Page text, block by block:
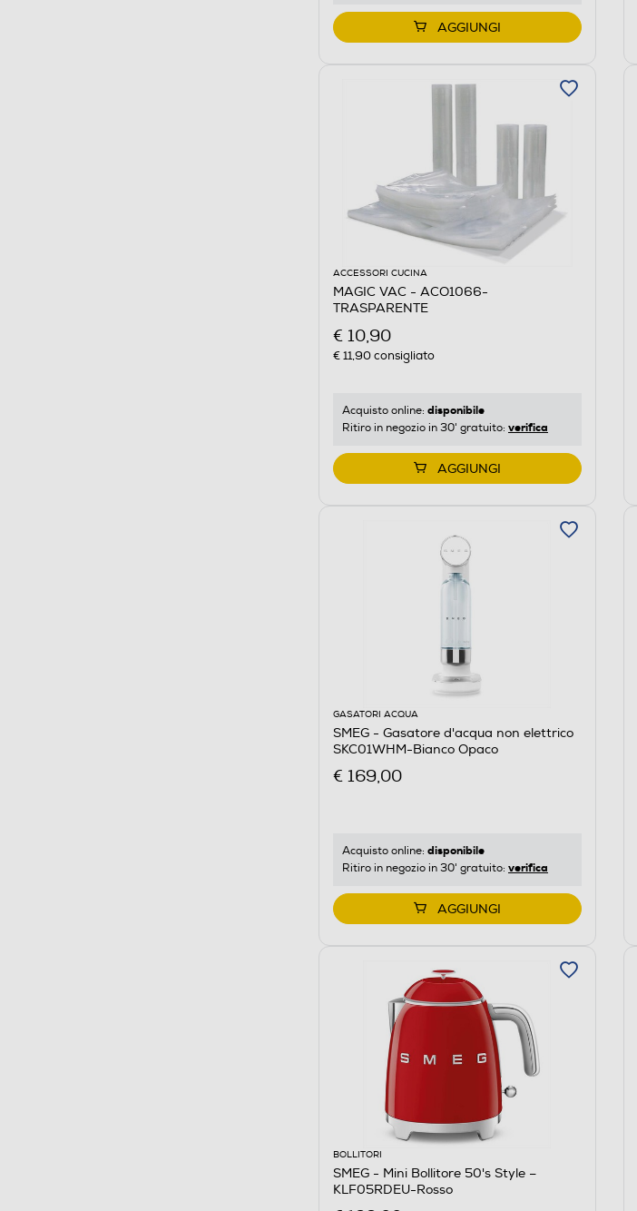
AGGIUNGI
ACCESSORI CUCINA
MAGIC VAC - ACO1066-
TRASPARENTE
€ 10,90
€ 11,90consigliato
Acquisto online: disponibile
Ritiro in negozio in 30' gratuito: verifica
AGGIUNGI
GASATORI ACQUA
SMEG - Gasatore d'acqua non elettrico
SKC01WHM-Bianco Opaco
€ 169,00
Acquisto online: disponibile
Ritiro in negozio in 30' gratuito: verifica
AGGIUNGI
BOLLITORI
SMEG - Mini Bollitore 50's Style –
KLF05RDEU-Rosso